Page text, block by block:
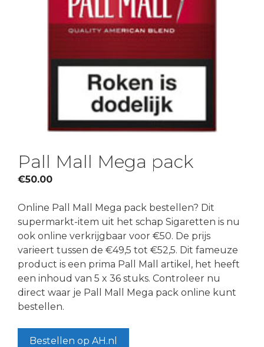
Pall Mall Mega pack
€50.00
Online Pall Mall Mega pack bestellen? Dit
supermarkt-item uit het schap Sigaretten is nu
ook online verkrijgbaar voor €50. De prijs
varieert tussen de €49,5 tot €52,5. Dit fameuze
product is een prima Pall Mall artikel, het heeft
een inhoud van 5 x 36 stuks. Controleer nu
direct waar je Pall Mall Mega pack online kunt
bestellen.
Bestellen op AH.nl